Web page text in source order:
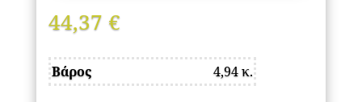
44,37 €
Βάρος 4,94 κ.